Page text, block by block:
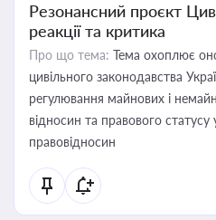
Резонансний проєкт
реакції та критика
Про що тема: Тема охоплює
цивільного законодавства
регулювання майнових і
відносин та правового статусу
правовідносин